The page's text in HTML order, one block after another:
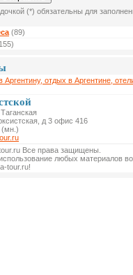
(*) обязательны для
(89)
Аргентину, отдых в Аргентине,
д 3 офис 416
(мн.)
Все права защищены.
любых материалов
tour.ru!